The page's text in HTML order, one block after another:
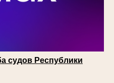
судов Республики